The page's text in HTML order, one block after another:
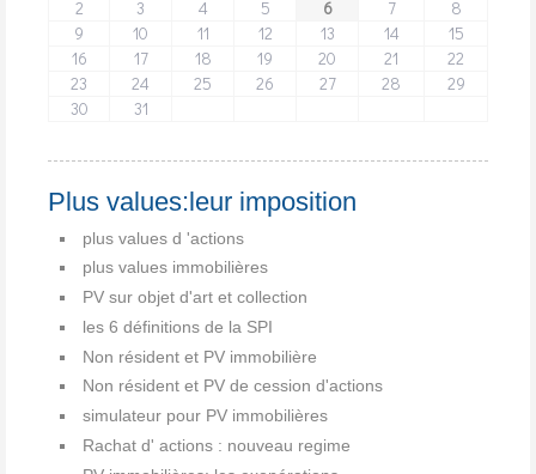
2
3 4 5 6 7
8
9
10 11 12 13 14
15
16
17 18 19 20 21
22
23
24 25 26 27 28
29
30
31
Plus values:leur imposition
plus values d 'actions
plus values immobilières
PV sur objet d'art et collection
les 6 définitions de la SPI
Non résident et PV immobilière
Non résident et PV de cession d'actions
simulateur pour PV immobilières
Rachat d' actions : nouveau regime